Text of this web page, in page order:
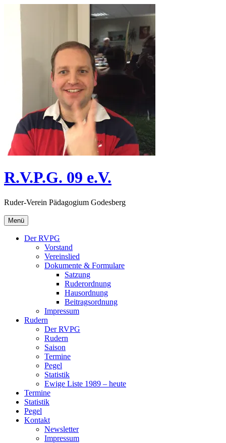
R.V.P.G. 09 e.V.
Ruder-Verein Pädagogium Godesberg
Menü
Der RVPG
Vorstand
Vereinslied
Dokumente & Formulare
Satzung
Ruderordnung
Hausordnung
Beitragsordnung
Impressum
Rudern
Der RVPG
Rudern
Saison
Termine
Pegel
Statistik
Ewige Liste 1989 – heute
Termine
Statistik
Pegel
Kontakt
Newsletter
Impressum